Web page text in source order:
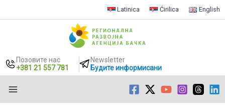
Latinica Ćirilica English
Позовите нас
+381 21 557 781
Newsletter
Будите информисани